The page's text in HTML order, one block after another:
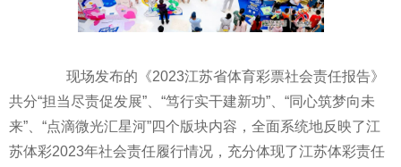
现场发布的《2023江苏省体育彩票社会责任报告》
共分“担当尽责促发展”、“笃行实干建新功”、“同心筑梦向未
来”、“点滴微光汇星河”四个版块内容，全面系统地反映了江
苏体彩2023年社会责任履行情况，充分体现了江苏体彩责任